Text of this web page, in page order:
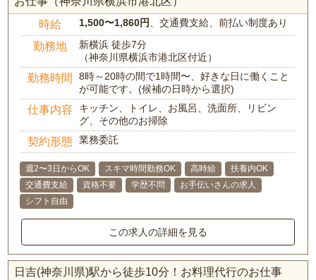
時給 1,500〜1,860円 、交通費支給、前払い制度あり
勤務地
新横浜 徒歩7分
（神奈川県横浜市港北区付近）
勤務時間
8時～20時の間で1時間〜、好きな日に働くこと
が可能です。(候補の日時から選択)
仕事内容
キッチン、トイレ、お風呂、洗面所、リビン
グ、その他のお掃除
契約形態 業務委託
週2〜3日からOK スキマ時間勤務OK 高時給
扶養内OK
交通費支給
資格不要 学歴不問
お手伝いさんの求人
シフト自由
この求人の詳細を見る
日吉(神奈川県)駅から徒歩10分！お料理代行のお仕事